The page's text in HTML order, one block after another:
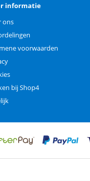
informatie
ons
voorwaarden
bij Shop4